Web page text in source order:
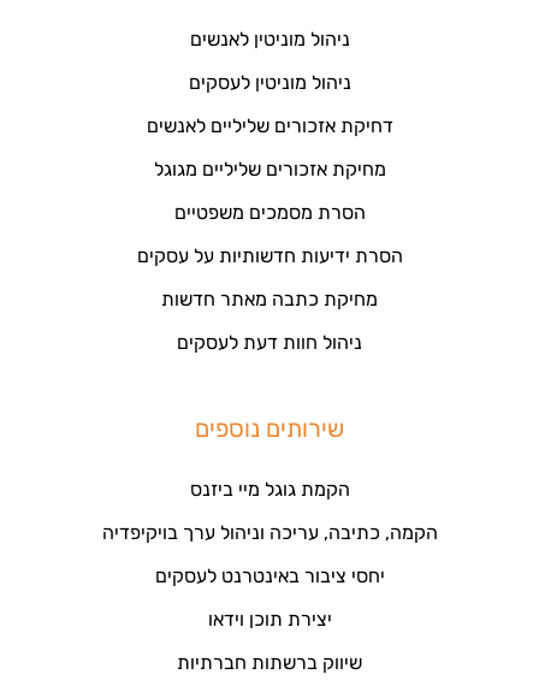
ניהול מוניטין לאנשים
ניהול מוניטין לעסקים
דחיקת אזכורים שליליים לאנשים
מחיקת אזכורים שליליים מגוגל
הסרת מסמכים משפטיים
הסרת ידיעות חדשותיות על עסקים
מחיקת כתבה מאתר חדשות
ניהול חוות דעת לעסקים
שירותים נוספים
הקמת גוגל מיי ביזנס
הקמה, כתיבה, עריכה וניהול ערך בויקיפדיה
יחסי ציבור באינטרנט לעסקים
יצירת תוכן וידאו
שיווק ברשתות חברתיות